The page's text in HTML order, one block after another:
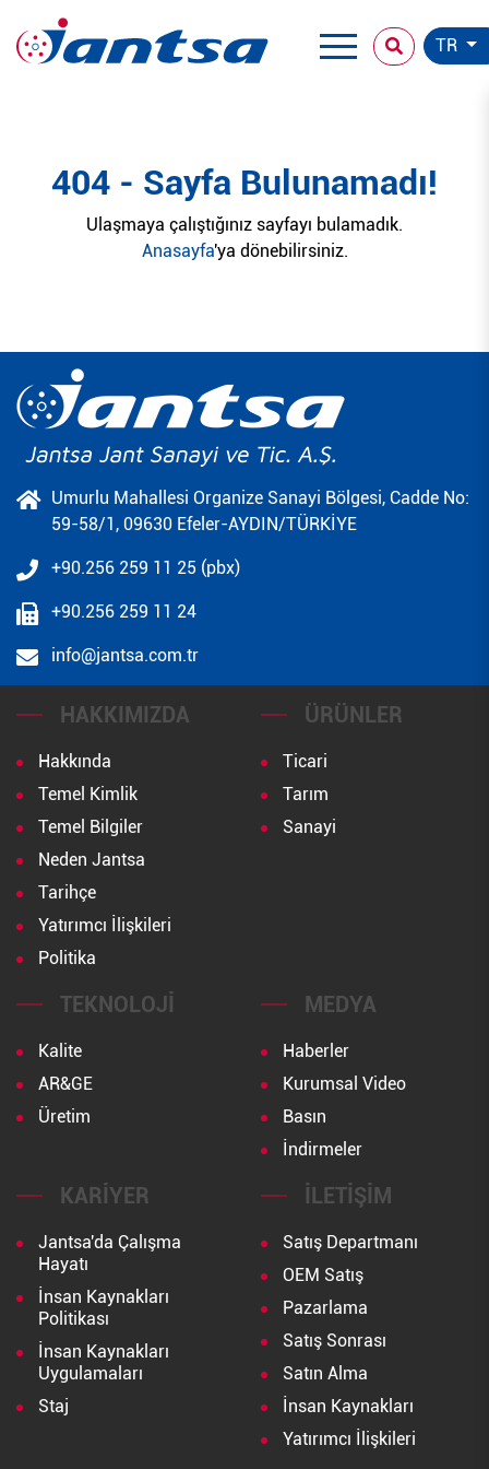
TR
404 - Sayfa Bulunamadı!
Ulaşmaya çalıştığınız sayfayı bulamadık.
Anasayfa'ya dönebilirsiniz.
Umurlu Mahallesi Organize Sanayi Bölgesi, Cadde No:
59-58/1, 09630 Efeler-AYDIN/TÜRKİYE
+90.256 259 11 25 (pbx)
+90.256 259 11 24
info@jantsa.com.tr
HAKKIMIZDA
Hakkında
Temel Kimlik
Temel Bilgiler
Neden Jantsa
Tarihçe
Yatırımcı İlişkileri
Politika
ÜRÜNLER
Ticari
Tarım
Sanayi
TEKNOLOJI
Kalite
AR&GE
Üretim
MEDYA
Haberler
Kurumsal Video
Basın
İndirmeler
KARIYER
Jantsa'da Çalışma
Hayatı
İnsan Kaynakları
Politikası
İnsan Kaynakları
Uygulamaları
Staj
İLETIŞIM
Satış Departmanı
OEM Satış
Pazarlama
Satış Sonrası
Satın Alma
İnsan Kaynakları
Yatırımcı İlişkileri